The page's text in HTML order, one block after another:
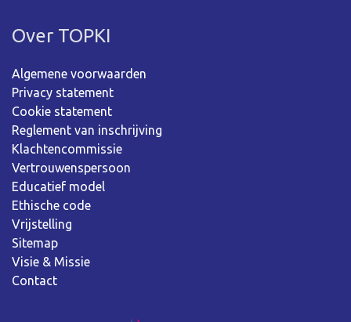
Over TOPKI
Algemene voorwaarden
Privacy statement
Cookie statement
Reglement van inschrijving
Klachtencommissie
Vertrouwenspersoon
Educatief model
Ethische code
Vrijstelling
Sitemap
Visie & Missie
Contact